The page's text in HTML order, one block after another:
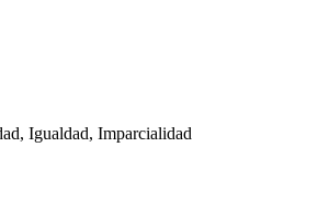
Igualdad, Imparcialidad